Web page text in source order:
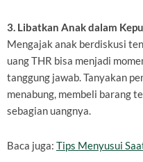
3. Libatkan Anak dalam
Mengajak anak berdiskusi
uang THR bisa menjadi
tanggung jawab. Tanyakan
menabung, membeli barang
sebagian uangnya.
Baca juga: Tips Menyusui